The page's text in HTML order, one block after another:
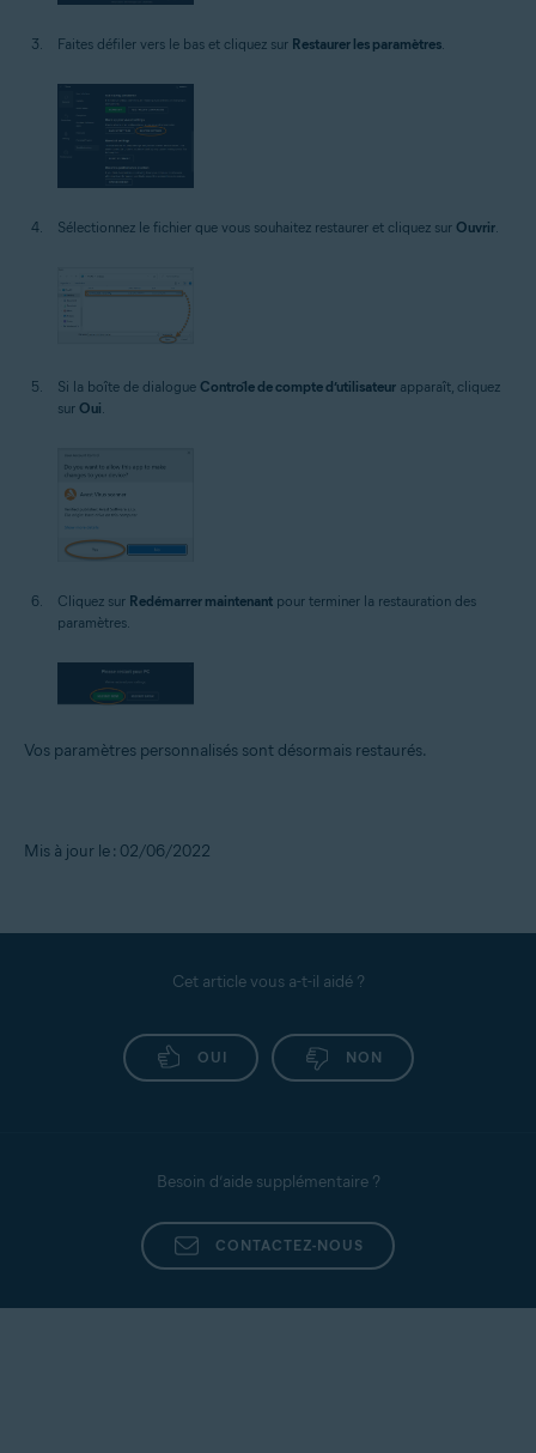
Faites défiler vers le bas et cliquez sur Restaurer les paramètres.
Sélectionnez le fichier que vous souhaitez restaurer et cliquez sur Ouvrir
Si la boîte de dialogue Contrôle de compte d’utilisateur apparaît, cliquez
sur Oui.
Cliquez sur Redémarrer maintenant pour terminer la restauration des
paramètres.
Vos paramètres personnalisés sont désormais restaurés.
Mis à jour le : 02/06/2022
Cet article vous a-t-il aidé ?
OUI NON
Besoin d’aide supplémentaire ?
CONTACTEZ-NOUS